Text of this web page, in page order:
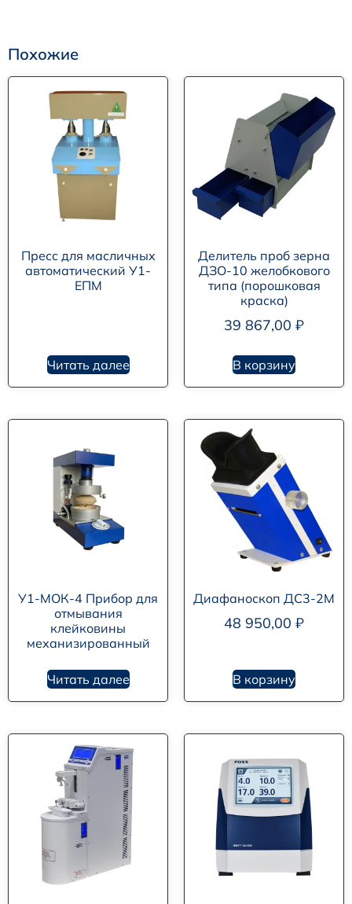
Похожие
Пресс для масличных
автоматический У1-
ЕПМ
Читать далее
Делитель проб зерна
ДЗО-10 желобкового
типа (порошковая
краска)
39 867,00 ₽
В корзину
У1-МОК-4 Прибор для
отмывания
клейковины
механизированный
Читать далее
Диафаноскоп ДС3-2М
48 950,00 ₽
В корзину